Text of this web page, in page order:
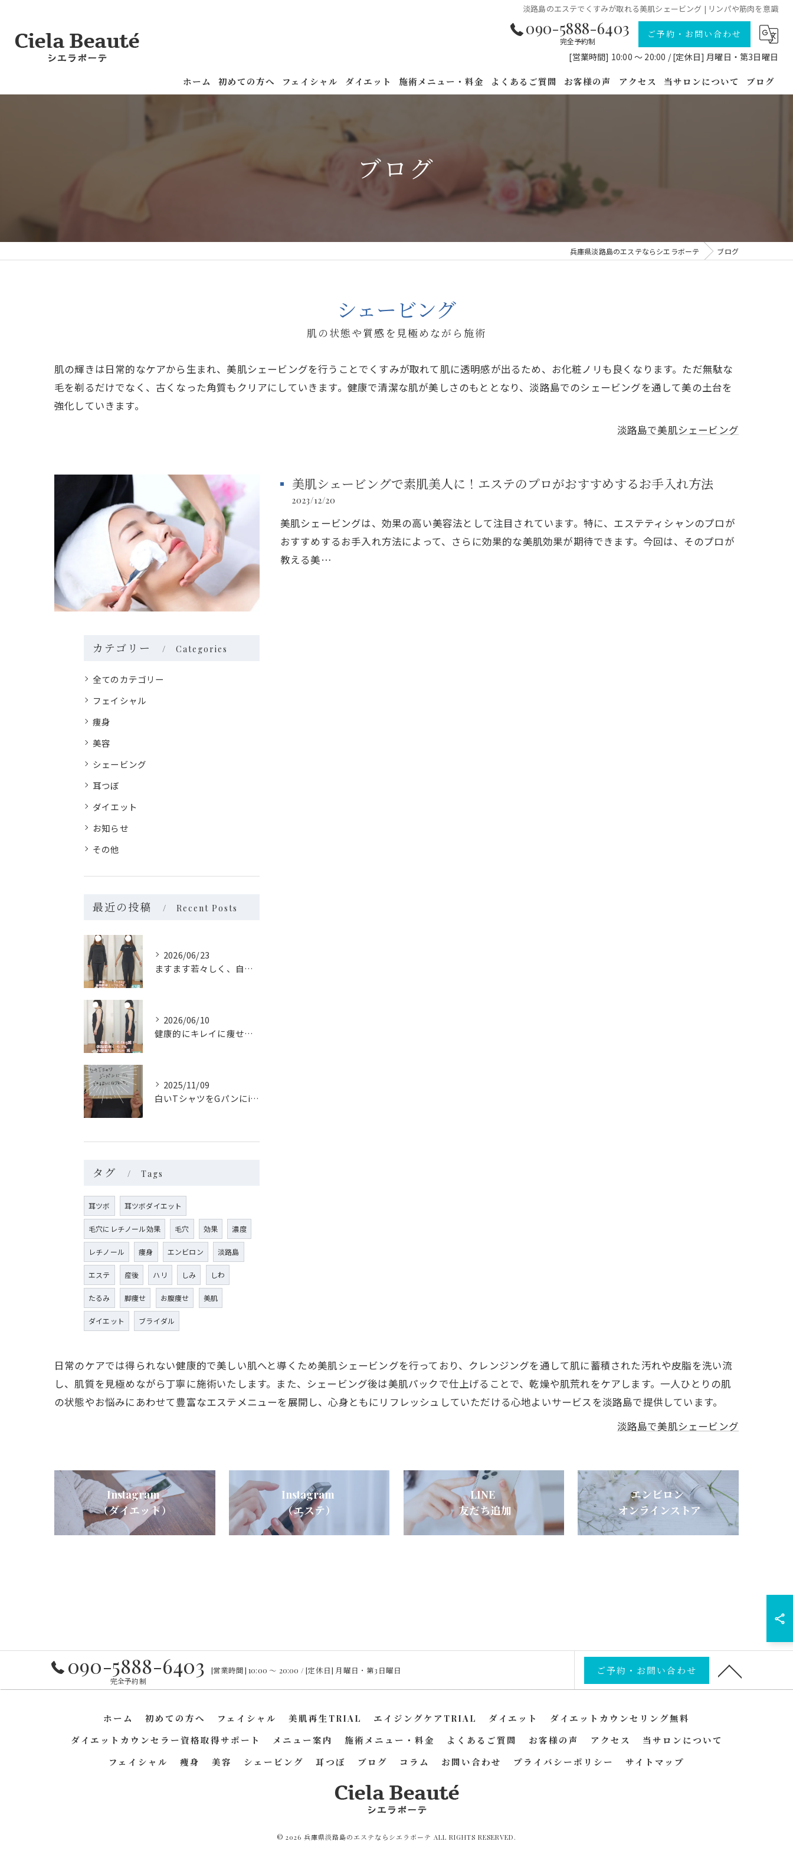
淡路島のエステでくすみが取れる美肌シェービング | リンパや筋肉を意識
090-5888-6403
完全予約制
ご予約・お問い合わせ
[営業時間] 10:00 〜 20:00 / [定休日] 月曜日・第3日曜日
ホーム 初めての方へ フェイシャル
美肌再生TRIAL
ダイエット 施術メニュー・料金 よくあるご質問 お客様の声 アクセス 当サロンについて ブログ
ブログ
兵庫県淡路島のエステならシエラボーテ ブログ
シェービング
肌の状態や質感を見極めながら施術
肌の輝きは日常的なケアから生まれ、美肌シェービングを行うことでくすみが取れて肌に透明感が出るため、お化粧ノリも良くなります。ただ無駄な
毛を剃るだけでなく、古くなった角質もクリアにしていきます。健康で清潔な肌が美しさのもととなり、淡路島でのシェービングを通して美の土台を
強化していきます。
淡路島で美肌シェービング
美肌シェービングで素肌美人に！エステのプロがおすすめするお手入れ方法
2023/12/20
美肌シェービングは、効果の高い美容法として注目されています。特に、エステティシャンのプロが
おすすめするお手入れ方法によって、さらに効果的な美肌効果が期待できます。今回は、そのプロが
教える美…
カテゴリー Categories
全てのカテゴリー
フェイシャル
痩身
美容
シェービング
耳つぼ
ダイエット
お知らせ
その他
最近の投稿 Recent Posts
2026/06/23
ますます若々しく、自分らしく✨
2026/06/10
健康的にキレイに痩せられました✨
2025/11/09
白いTシャツをGパンにinできるようになりました‼
タグ Tags
耳ツボ 耳ツボダイエット
毛穴にレチノール効果 毛穴 効果 濃度
レチノール 痩身 エンビロン 淡路島
エステ 産後 ハリ しみ しわ
たるみ 脚痩せ お腹痩せ 美肌
ダイエット ブライダル
日常のケアでは得られない健康的で美しい肌へと導くため美肌シェービングを行っており、クレンジングを通して肌に蓄積された汚れや皮脂を洗い流
し、肌質を見極めながら丁寧に施術いたします。また、シェービング後は美肌パックで仕上げることで、乾燥や肌荒れをケアします。一人ひとりの肌
の状態やお悩みにあわせて豊富なエステメニューを展開し、心身ともにリフレッシュしていただける心地よいサービスを淡路島で提供しています。
淡路島で美肌シェービング
Instagram
（ダイエット）
Instagram
（エステ）
LINE
友だち追加
エンビロン
オンラインストア
090-5888-6403
完全予約制
[営業時間] 10:00 〜 20:00 / [定休日] 月曜日・第3日曜日 ご予約・お問い合わせ
ホーム 初めての方へ フェイシャル 美肌再生TRIAL エイジングケアTRIAL ダイエット
ダイエットカウンセリング無料
ダイエットカウンセラー資格取得サポート
メニュー案内 施術メニュー・料金 よくあるご質問 お客様の声 アクセス
当サロンについて
フェイシャル
痩身 美容 シェービング 耳つぼ ブログ コラム お問い合わせ プライバシーポリシー サイトマップ
© 2026 兵庫県淡路島のエステならシエラボーテ ALL RIGHTS RESERVED.